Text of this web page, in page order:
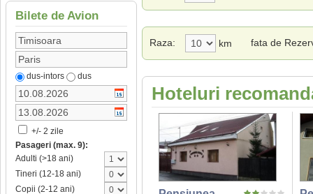
Bilete de Avion
dus-intors dus
+/- 2 zile
Pasageri (max. 9):
Adulti (>18 ani)
Tineri (12-18 ani)
Copii (2-12 ani)
Raza: km fata de
Hoteluri